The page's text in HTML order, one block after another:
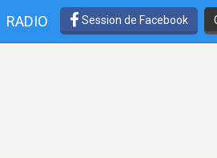
RADIO Session de Facebook